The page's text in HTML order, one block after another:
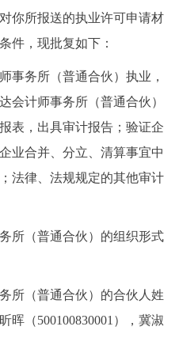
你所报送的执业许可申请材
件，现批复如下：
事务所（普通合伙）执业，
会计师事务所（普通合伙）
表，出具审计报告；验证企
业合并、分立、清算事宜中
法律、法规规定的其他审计
所（普通合伙）的组织形式
所（普通合伙）的合伙人姓
晖（500100830001），冀淑